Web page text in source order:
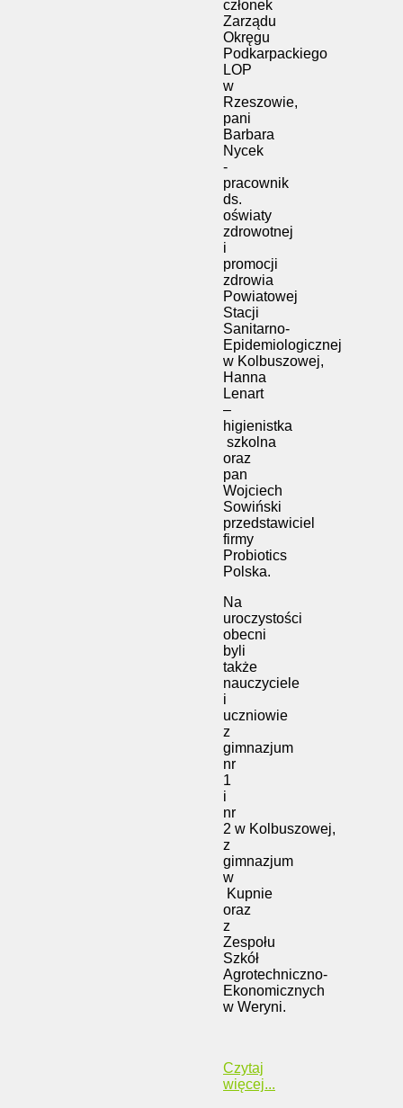
członek
Zarządu
Okręgu
Podkarpackiego
LOP
w
Rzeszowie,
pani
Barbara
Nycek
-
pracownik
ds.
oświaty
zdrowotnej
i
promocji
zdrowia
Powiatowej
Stacji
Sanitarno-
Epidemiologicznej
w Kolbuszowej,
Hanna
Lenart
–
higienistka
szkolna
oraz
pan
Wojciech
Sowiński
przedstawiciel
firmy
Probiotics
Polska.
Na
uroczystości
obecni
byli
także
nauczyciele
i
uczniowie
z
gimnazjum
nr
1
i
nr
2 w Kolbuszowej,
z
gimnazjum
w
Kupnie
oraz
z
Zespołu
Szkół
Agrotechniczno-
Ekonomicznych
w Weryni.
Czytaj
więcej...